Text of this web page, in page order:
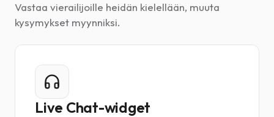
Vastaa vierailijoille heidän kielellään, muuta
kysymykset myynniksi.
Live Chat-widget